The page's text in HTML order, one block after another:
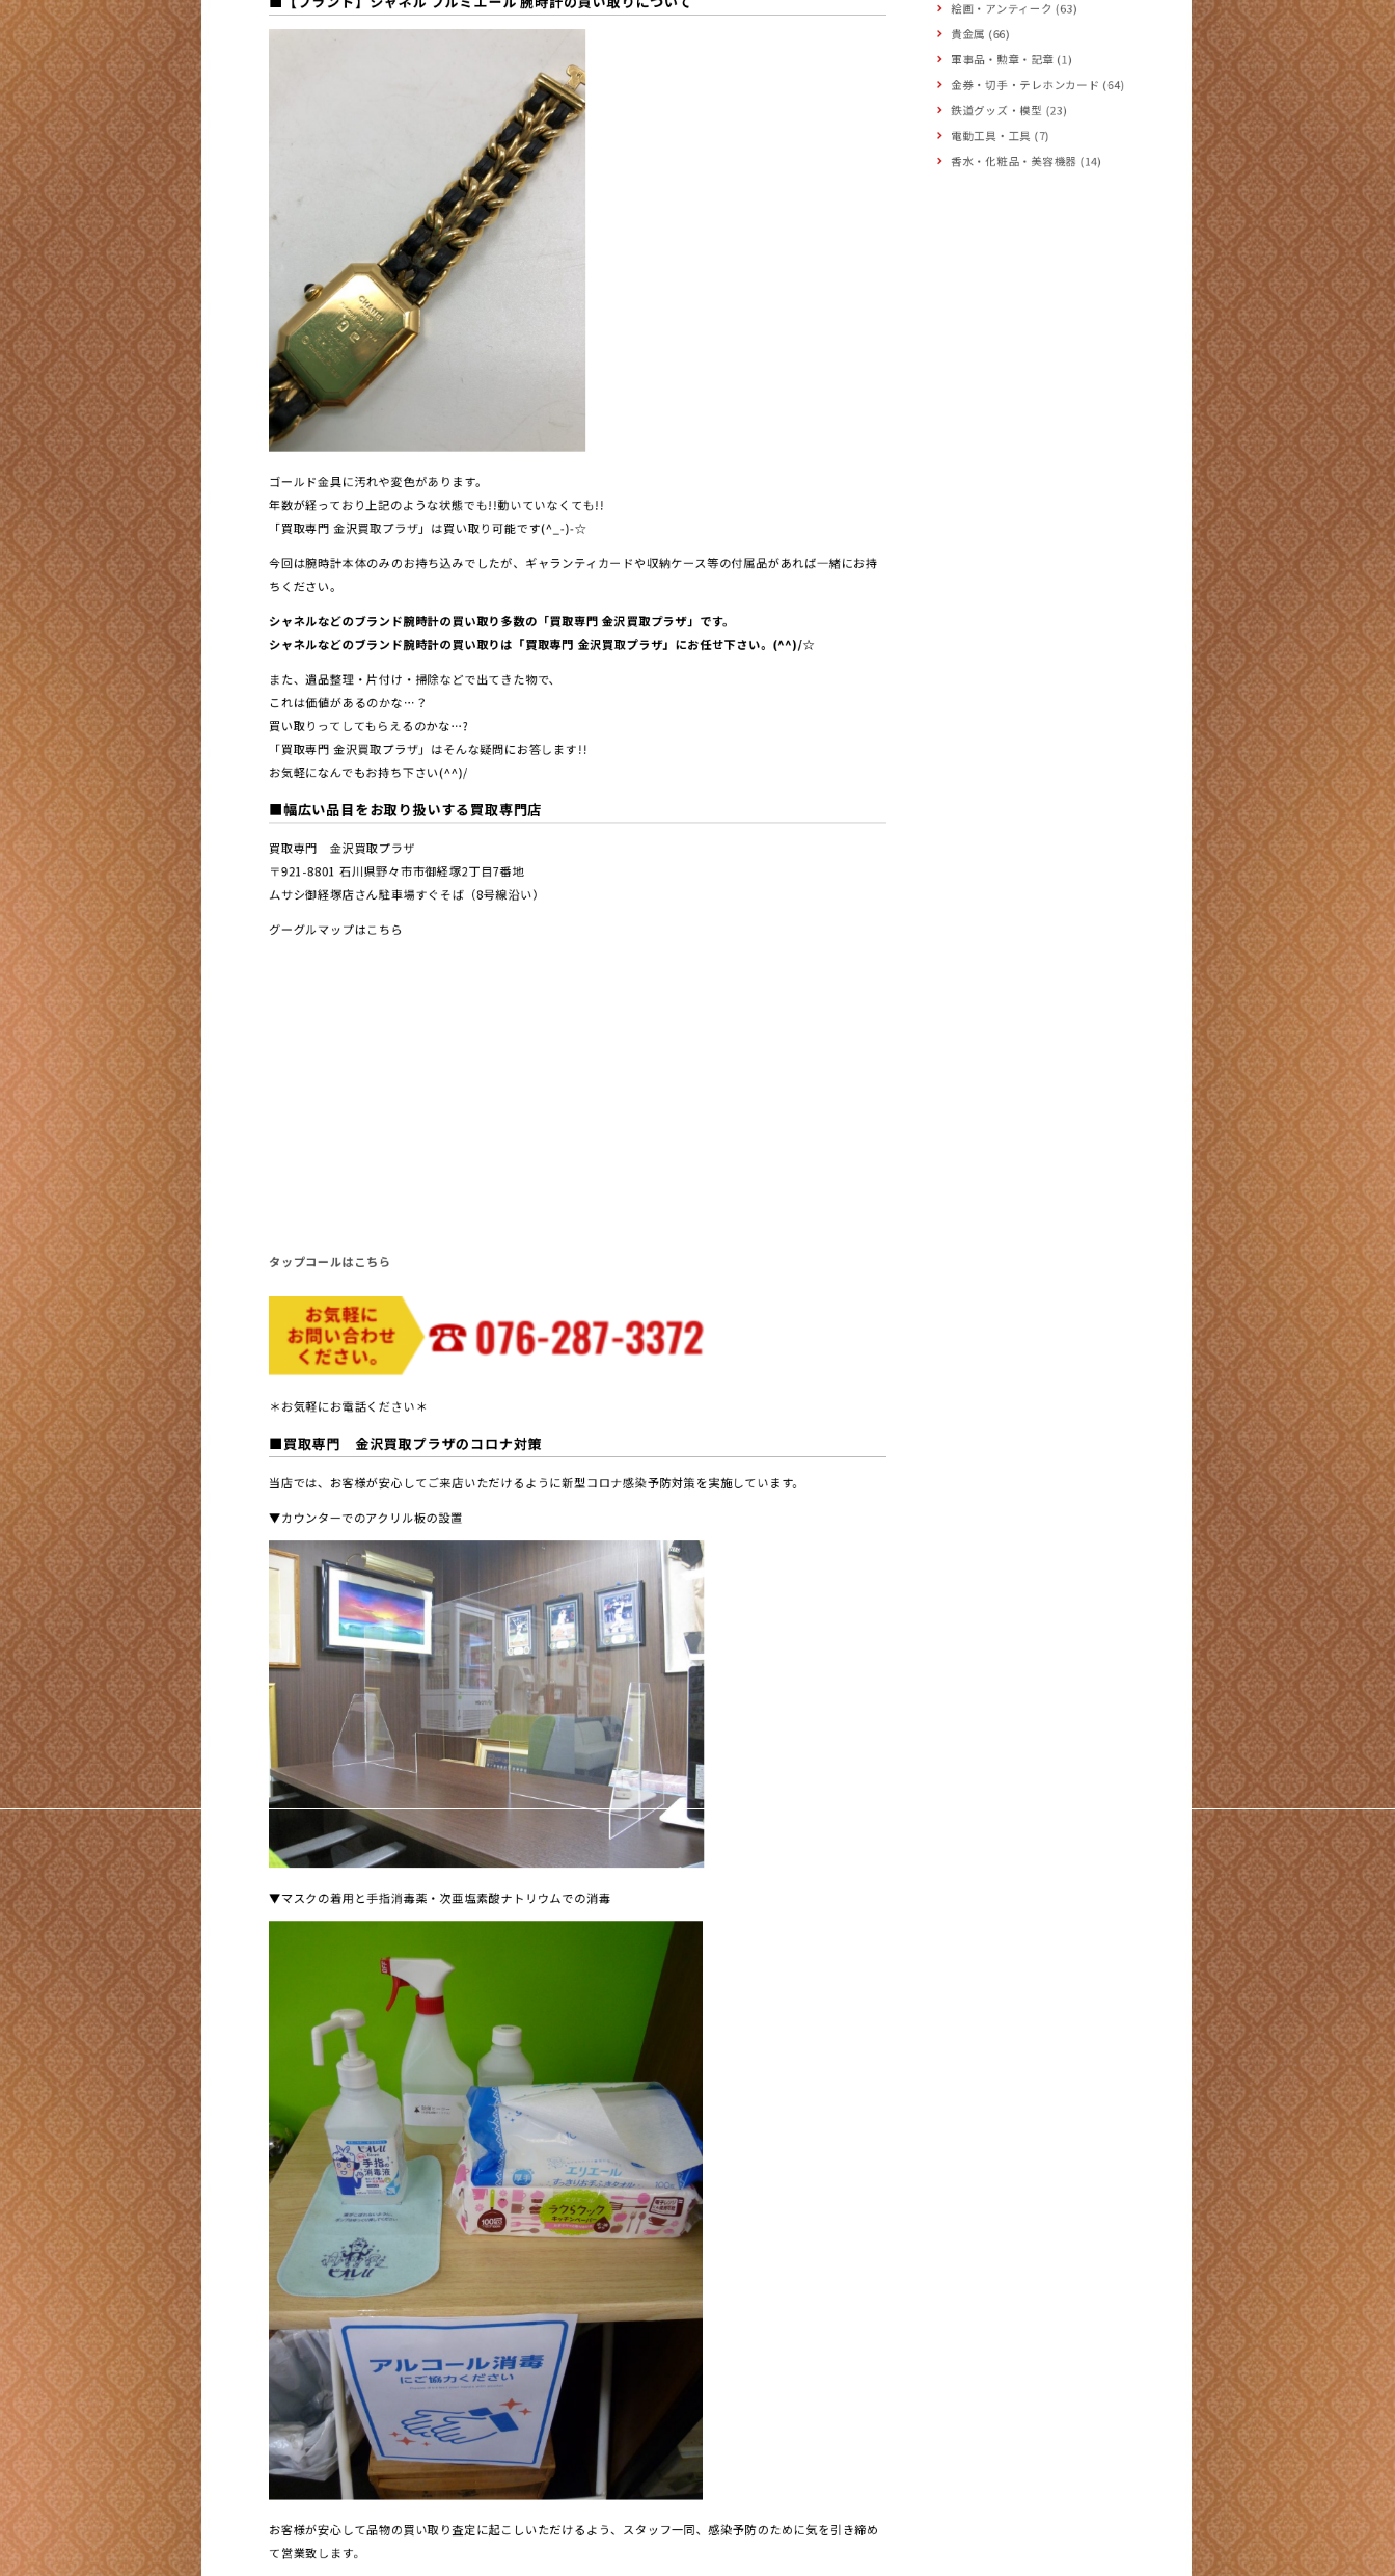
ゴールド金具に汚れや変色があります。
年数が経っており上記のような状態でも!!動いていなくても!!
「買取専門 金沢買取プラザ」は買い取り可能です(^_-)-☆
今回は腕時計本体のみのお持ち込みでしたが、ギャランティカードや収納ケース等の付属品があれば一緒にお持
ちください。
シャネルなどのブランド腕時計の買い取り多数の「買取専門 金沢買取プラザ」です。
シャネルなどのブランド腕時計の買い取りは「買取専門 金沢買取プラザ」にお任せ下さい。(^^)/☆
また、遺品整理・片付け・掃除などで出てきた物で、
これは価値があるのかな…？
買い取りってしてもらえるのかな…?
「買取専門 金沢買取プラザ」はそんな疑問にお答します!!
お気軽になんでもお持ち下さい(^^)/
■幅広い品目をお取り扱いする買取専門店
買取専門 金沢買取プラザ
〒921-8801 ⽯川県野々市市御経塚2丁⽬7番地
ムサシ御経塚店さん駐車場すぐそば（8号線沿い）
グーグルマップはこちら
タップコールはこちら
＊お気軽にお電話ください＊
■買取専門 金沢買取プラザのコロナ対策
当店では、お客様が安心してご来店いただけるように新型コロナ感染予防対策を実施しています。
▼カウンターでのアクリル板の設置
▼マスクの着用と手指消毒薬・次亜塩素酸ナトリウムでの消毒
お客様が安心して品物の買い取り査定に起こしいただけるよう、スタッフ一同、感染予防のために気を引き締め
て営業致します。
絵画・アンティーク (63)
貴金属 (66)
軍事品・勲章・記章 (1)
金券・切手・テレホンカード (64)
鉄道グッズ・模型 (23)
電動工具・工具 (7)
香水・化粧品・美容機器 (14)